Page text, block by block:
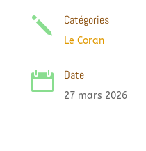
j Catégories
Le Coran
 Date
27 mars 2026